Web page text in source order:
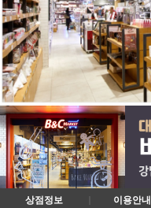
상점정보 이용안내